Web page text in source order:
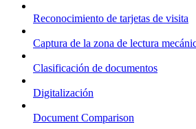
Reconocimiento de tarjetas de visita
Captura de la zona de lectura
Clasificación de documentos
Digitalización
Document Comparison